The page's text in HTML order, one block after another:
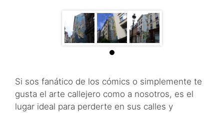
Si sos fanático de los cómics o simplemente te
gusta el arte callejero como a nosotros, es el
lugar ideal para perderte en sus calles y